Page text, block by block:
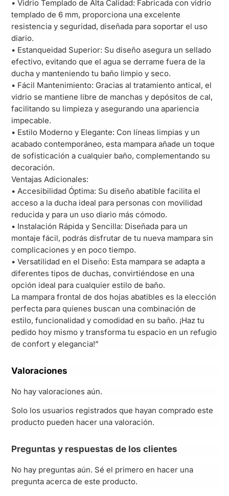
• Vidrio Templado de Alta Calidad: Fabricada con vidrio
templado de 6 mm, proporciona una excelente
resistencia y seguridad, diseñada para soportar el uso
diario.
• Estanqueidad Superior: Su diseño asegura un sellado
efectivo, evitando que el agua se derrame fuera de la
ducha y manteniendo tu baño limpio y seco.
• Fácil Mantenimiento: Gracias al tratamiento antical, el
vidrio se mantiene libre de manchas y depósitos de cal,
facilitando su limpieza y asegurando una apariencia
impecable.
• Estilo Moderno y Elegante: Con líneas limpias y un
acabado contemporáneo, esta mampara añade un toque
de sofisticación a cualquier baño, complementando su
decoración.
Ventajas Adicionales:
• Accesibilidad Óptima: Su diseño abatible facilita el
acceso a la ducha ideal para personas con movilidad
reducida y para un uso diario más cómodo.
• Instalación Rápida y Sencilla: Diseñada para un
montaje fácil, podrás disfrutar de tu nueva mampara sin
complicaciones y en poco tiempo.
• Versatilidad en el Diseño: Esta mampara se adapta a
diferentes tipos de duchas, convirtiéndose en una
opción ideal para cualquier estilo de baño.
La mampara frontal de dos hojas abatibles es la elección
perfecta para quienes buscan una combinación de
estilo, funcionalidad y comodidad en su baño. ¡Haz tu
pedido hoy mismo y transforma tu espacio en un refugio
de confort y elegancia!”
Valoraciones
No hay valoraciones aún.
Solo los usuarios registrados que hayan comprado este
producto pueden hacer una valoración.
Preguntas y respuestas de los clientes
No hay preguntas aún. Sé el primero en hacer una
pregunta acerca de este producto.